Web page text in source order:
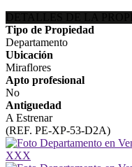
Tipo de Propiedad
Departamento
Ubicación
Miraflores
Apto profesional
No
Antiguedad
A Estrenar
(REF. PE-XP-53-D2A)